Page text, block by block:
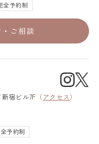
全予約制
ご相談
宿ビル7F （アクセス）
予約制